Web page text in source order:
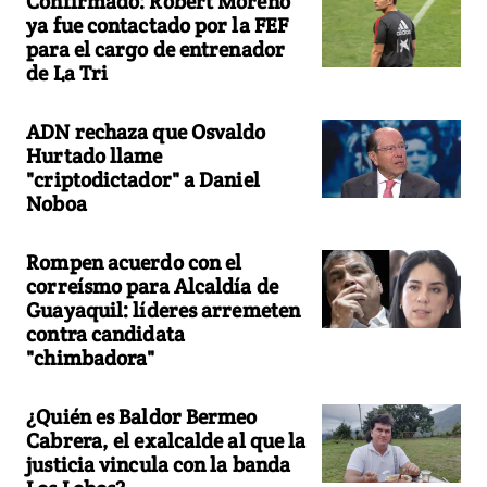
ya fue contactado por la FEF
para el cargo de entrenador
de La Tri
ADN rechaza que Osvaldo
Hurtado llame
"criptodictador" a Daniel
Noboa
Rompen acuerdo con el
correísmo para Alcaldía de
Guayaquil: líderes arremeten
contra candidata
"chimbadora"
¿Quién es Baldor Bermeo
Cabrera, el exalcalde al que la
justicia vincula con la banda